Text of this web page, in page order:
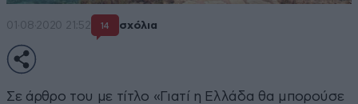
01·08·2020 21:52 14 σχόλια
Σε άρθρο του με τίτλο «Γιατί η Ελλάδα θα μπορούσε